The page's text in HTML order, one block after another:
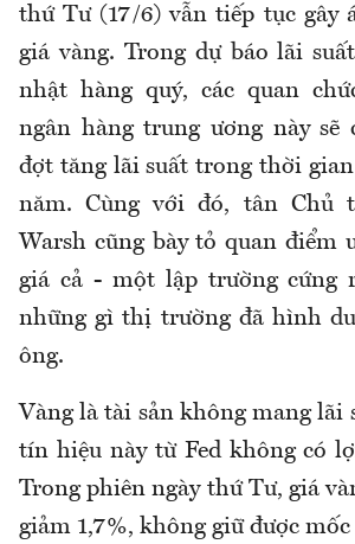
thứ Tư (17/6) vẫn tiếp tục gây
giá vàng. Trong dự báo lãi
nhật hàng quý, các quan
ngân hàng trung ương này
đợt tăng lãi suất trong thời
năm. Cùng với đó, tân Chủ
Warsh cũng bày tỏ quan điểm
giá cả - một lập trường cứng
những gì thị trường đã hình
ông.
Vàng là tài sản không mang lãi
tín hiệu này từ Fed không có
Trong phiên ngày thứ Tư, giá
giảm 1,7%, không giữ được